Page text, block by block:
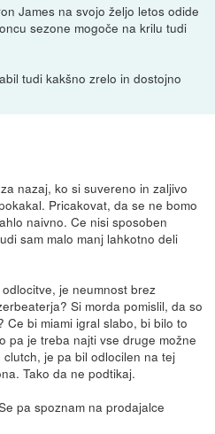
James na svojo željo letos odide
sezone mogoče na krilu tudi
tudi kakšno zrelo in dostojno
nazaj, ko si suvereno in zaljivo
Pricakovat, da se ne bomo
naivno. Ce nisi sposoben
sam malo manj lahkotno deli
je neumnost brez
Si morda pomislil, da so
bi miami igral slabo, bi bilo to
pa je treba najti vse druge možne
je pa bil odlocilen na tej
Tako da ne podtikaj.
pa spoznam na prodajalce